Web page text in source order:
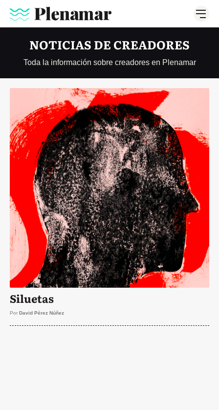
NOTICIAS DE CREADORES
Toda la información sobre creadores en Plenamar
Siluetas
Por David Pérez Núñez